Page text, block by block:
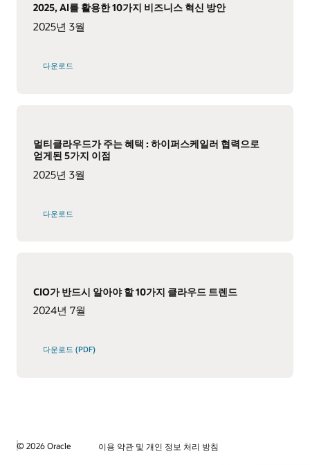
2025, AI를 활용한 10가지 비즈니스 혁신 방안
2025년 3월
다운로드
멀티클라우드가 주는 혜택 : 하이퍼스케일러 협력으로
얻게된 5가지 이점
2025년 3월
다운로드
CIO가 반드시 알아야 할 10가지 클라우드 트렌드
2024년 7월
다운로드 (PDF)
© 2026 Oracle
이용 약관 및 개인 정보 처리 방침